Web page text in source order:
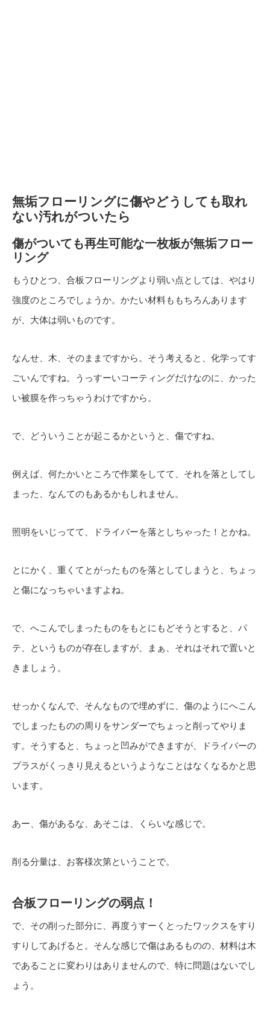
無垢フローリングに傷やどうしても取れ
ない汚れがついたら
傷がついても再生可能な一枚板が無垢フロー
リング
もうひとつ、合板フローリングより弱い点としては、やはり
強度のところでしょうか。かたい材料ももちろんあります
が、大体は弱いものです。
なんせ、木、そのままですから。そう考えると、化学ってす
ごいんですね。うっすーいコーティングだけなのに、かった
い被膜を作っちゃうわけですから。
で、どういうことが起こるかというと、傷ですね。
例えば、何たかいところで作業をしてて、それを落としてし
まった、なんてのもあるかもしれません。
照明をいじってて、ドライバーを落としちゃった！とかね。
とにかく、重くてとがったものを落としてしまうと、ちょっ
と傷になっちゃいますよね。
で、へこんでしまったものをもとにもどそうとすると、パ
テ、というものが存在しますが、まぁ、それはそれで置いと
きましょう。
せっかくなんで、そんなもので埋めずに、傷のようにへこん
でしまったものの周りをサンダーでちょっと削ってやりま
す。そうすると、ちょっと凹みができますが、ドライバーの
プラスがくっきり見えるというようなことはなくなるかと思
います。
あー、傷があるな、あそこは、くらいな感じで。
削る分量は、お客様次第ということで。
合板フローリングの弱点！
で、その削った部分に、再度うすーくとったワックスをすり
すりしてあげると。そんな感じで傷はあるものの、材料は木
であることに変わりはありませんので、特に問題はないでし
ょう。